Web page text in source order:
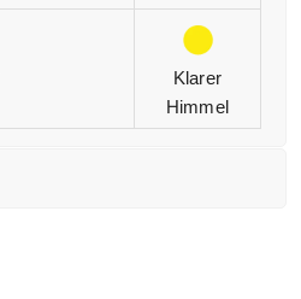
Klarer
Himmel